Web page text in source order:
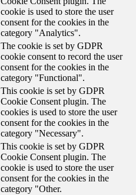
cookie is used to store the user
consent for the cookies in the
category "Analytics".
The cookie is set by GDPR
cookie consent to record the user
consent for the cookies in the
category "Functional".
This cookie is set by GDPR
Cookie Consent plugin. The
cookies is used to store the user
consent for the cookies in the
category "Necessary".
This cookie is set by GDPR
Cookie Consent plugin. The
cookie is used to store the user
consent for the cookies in the
category "Other.